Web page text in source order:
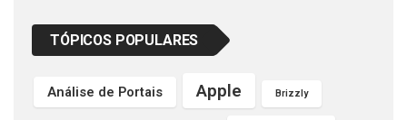
TÓPICOS POPULARES
Análise de Portais Apple Brizzly